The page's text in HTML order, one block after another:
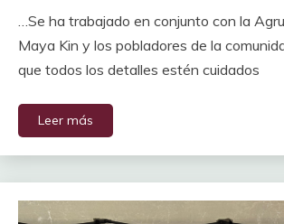
…Se ha trabajado en conjunto con la
Maya Kin y los pobladores de la
que todos los detalles estén cuidados
Leer más